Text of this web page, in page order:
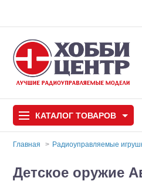
КАТАЛОГ ТОВАРОВ
Главная Радиоуправляемые
Детское оружие